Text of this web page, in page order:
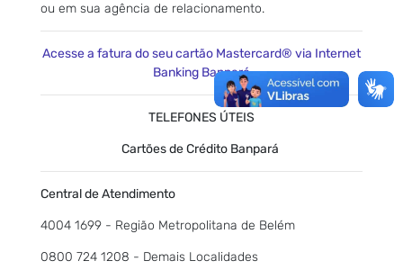
ou em sua agência de relacionamento.
Acesse a fatura do seu cartão Mastercard® via Internet
Banking Banpará
TELEFONES ÚTEIS
Cartões de Crédito Banpará
Central de Atendimento
4004 1699 - Região Metropolitana de Belém
0800 724 1208 - Demais Localidades